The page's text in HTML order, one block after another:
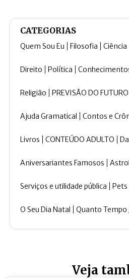
CATEGORIAS
Quem Sou Eu Filosofia Ciência
Direito Política
Religião PREVISÃO DO FUTURO
Ajuda Gramatical Contos e
Livros CONTEÚDO ADULTO
Aniversariantes Famosos
Serviços e utilidade pública Pets
O Seu Dia Natal Quanto Tempo
Veja